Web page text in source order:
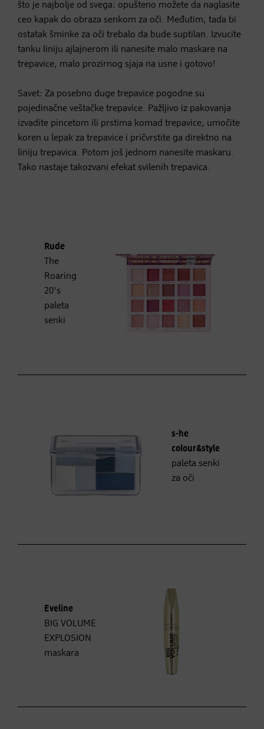
što je najbolje od svega: opušteno možete da naglasite
ceo kapak do obraza senkom za oči. Međutim, tada bi
ostatak šminke za oči trebalo da bude suptilan. Izvucite
tanku liniju ajlajnerom ili nanesite malo maskare na
trepavice, malo prozirnog sjaja na usne i gotovo!
Savet: Za posebno duge trepavice pogodne su
pojedinačne veštačke trepavice. Pažljivo iz pakovanja
izvadite pincetom ili prstima komad trepavice, umočite
koren u lepak za trepavice i pričvrstite ga direktno na
liniju trepavica. Potom još jednom nanesite maskaru.
Tako nastaje takozvani efekat svilenih trepavica.
Rude
The
Roaring
20's
paleta
senki
s-he
colour&style
paleta senki
za oči
Eveline
BIG VOLUME
EXPLOSION
maskara